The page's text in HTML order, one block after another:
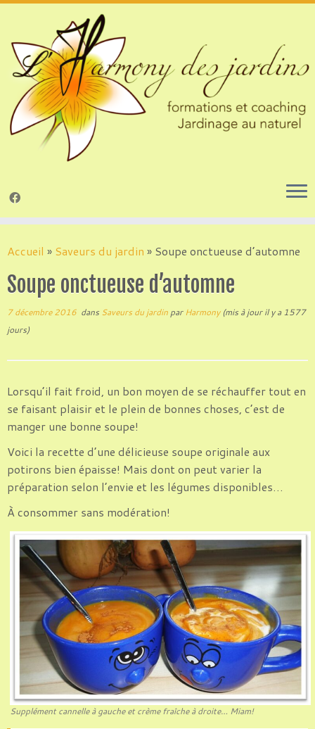
auAccueil » Saveurs du jardin » Soupe onctueuse d’automne
Soupe onctueuse d’automne
7 décembre 2016 dans Saveurs du jardin parHarmony(mis à jour il y a 1577
jours)
Lorsqu’il fait froid, un bon moyen de se réchauffer tout en
se faisant plaisir et le plein de bonnes choses, c’est de
manger une bonne soupe!
Voici la recette d’une délicieuse soupe originale aux
potirons bien épaisse! Mais dont on peut varier la
préparation selon l’envie et les légumes disponibles…
À consommer sans modération!
Supplément cannelle à gauche et crème fraîche à droite… Miam!